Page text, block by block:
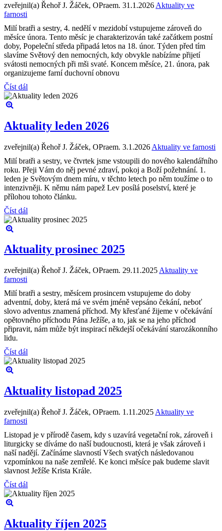
zveřejnil(a) Řehoř J. Žáček, OPraem. 31.1.2026 Aktuality ve
farnosti
Milí bratři a sestry, 4. nedělí v mezidobí vstupujeme zároveň do
měsíce února. Tento měsíc je charakterizován také začátkem postní
doby, Popeleční středa připadá letos na 18. únor. Týden před tím
slavíme Světový den nemocných, kdy obvykle nabízíme přijetí
svátosti nemocných při mši svaté. Koncem měsíce, 21. února, pak
organizujeme farní duchovní obnovu
Číst dál
Aktuality leden 2026
zveřejnil(a) Řehoř J. Žáček, OPraem. 3.1.2026 Aktuality ve farnosti
Milí bratři a sestry, ve čtvrtek jsme vstoupili do nového kalendářního
roku. Přeji Vám do něj pevné zdraví, pokoj a Boží požehnání. 1.
leden je Světovým dnem míru, v těchto letech po něm toužíme o to
intenzivněji. K němu nám papež Lev posílá poselství, které je
přílohou tohoto článku.
Číst dál
Aktuality prosinec 2025
zveřejnil(a) Řehoř J. Žáček, OPraem. 29.11.2025 Aktuality ve
farnosti
Milí bratři a sestry, měsícem prosincem vstupujeme do doby
adventní, doby, která má ve svém jméně vepsáno čekání, neboť
slovo adventus znamená příchod. My křesťané žijeme v očekávání
opětovného příchodu Pána Ježíše, a to, jak se na jeho příchod
připravit, nám může být inspirací někdejší očekávání starozákonního
lidu.
Číst dál
Aktuality listopad 2025
zveřejnil(a) Řehoř J. Žáček, OPraem. 1.11.2025 Aktuality ve
farnosti
Listopad je v přírodě časem, kdy s uzavírá vegetační rok, zároveň i
liturgicky se díváme do naší budoucnosti, která je však zároveň i
naší nadějí. Začínáme slavností Všech svatých následovanou
vzpomínkou na naše zemřelé. Ke konci měsíce pak budeme slavit
slavnost Ježíše Krista Krále.
Číst dál
Aktuality říjen 2025